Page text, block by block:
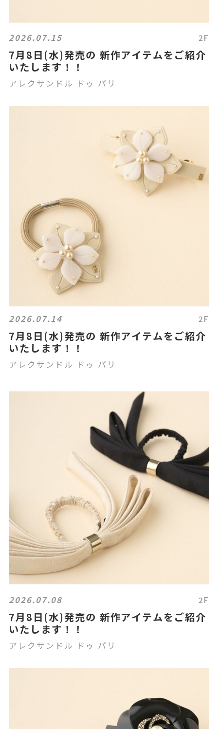
2026.07.15 2F
7月8日(水)発売の 新作アイテムをご紹介
いたします！！
アレクサンドル ドゥ パリ
2026.07.14 2F
7月8日(水)発売の 新作アイテムをご紹介
いたします！！
アレクサンドル ドゥ パリ
2026.07.08 2F
7月8日(水)発売の 新作アイテムをご紹介
いたします！！
アレクサンドル ドゥ パリ